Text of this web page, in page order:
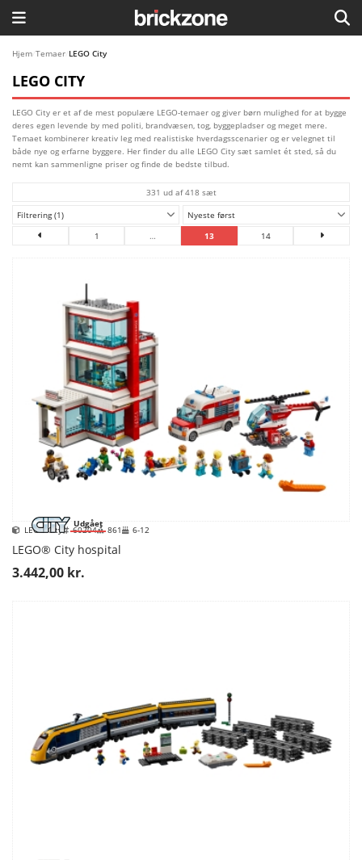
HJEM
TEMAER
BLOG
LEGO FAVORITTER
Hjem Temaer LEGO City
LEGO CITY
LEGO City er et af de mest populære LEGO-temaer og giver børn mulighed for at bygge
deres egen levende by med politi, brandvæsen, tog, byggepladser og meget mere.
Temaet kombinerer kreativ leg med realistiske hverdagsscenarier og er velegnet til
både nye og erfarne byggere. Her finder du alle LEGO City sæt samlet ét sted, så du
nemt kan sammenligne priser og finde de bedste tilbud.
1 … 13 14
331 ud af 418 sæt
Filtrering (1)
Nyeste først
Udgået
LEGO City 60204 861 6-12
LEGO® City hospital
3.442,00 kr.